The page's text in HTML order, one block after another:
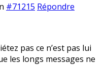
#71215 Répondre
pas ce n’est pas lui
les longs messages ne